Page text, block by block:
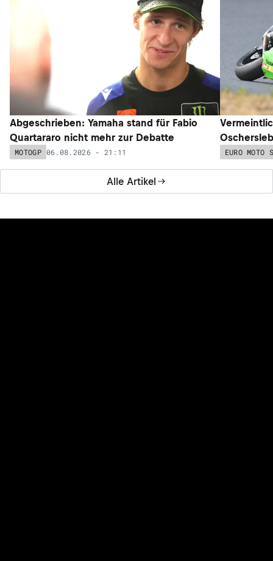
Alle Artikel
Abgeschrieben: Yamaha stand für Fabio
Quartararo nicht mehr zur Debatte
MOTOGP 06.08.2026 - 21:11 EURO MOTO